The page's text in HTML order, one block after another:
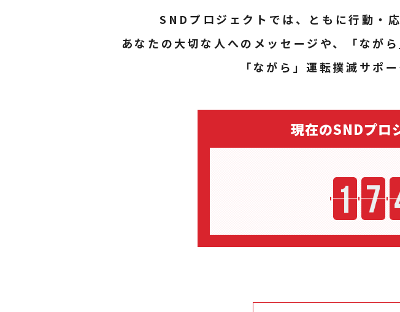
SNDプロジェクトでは、ともに行動・
あなたの大切な人へのメッセージや、「なが
「ながら」運転撲滅サポ
現在のSNDプロ